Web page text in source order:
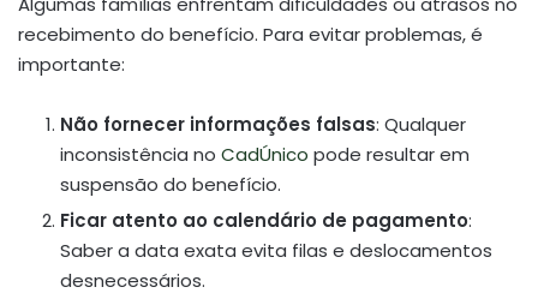
recebimento do benefício. Para evitar problemas, é
importante:
Não fornecer informações falsas: Qualquer
inconsistência no CadÚnico pode resultar em
suspensão do benefício.
Ficar atento ao calendário de pagamento:
Saber a data exata evita filas e deslocamentos
desnecessários.